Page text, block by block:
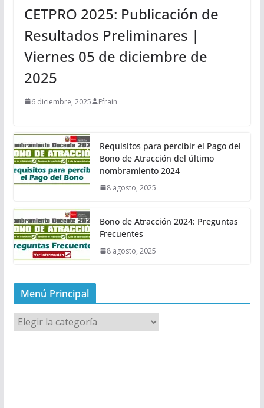
CETPRO 2025: Publicación de
Resultados Preliminares |
Viernes 05 de diciembre de
2025
6 diciembre, 2025 Efrain
Requisitos para percibir el Pago del
Bono de Atracción del último
nombramiento 2024
8 agosto, 2025
Bono de Atracción 2024: Preguntas
Frecuentes
8 agosto, 2025
Menú Principal
M
e